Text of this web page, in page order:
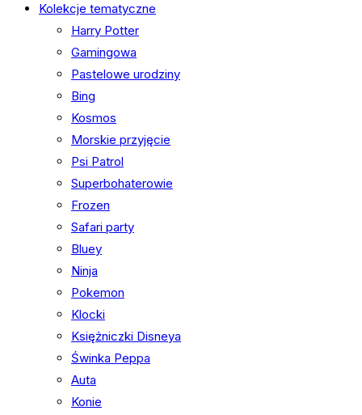
Kolekcje tematyczne
Harry Potter
Gamingowa
Pastelowe urodziny
Bing
Kosmos
Morskie przyjęcie
Psi Patrol
Superbohaterowie
Frozen
Safari party
Bluey
Ninja
Pokemon
Klocki
Księżniczki Disneya
Świnka Peppa
Auta
Konie